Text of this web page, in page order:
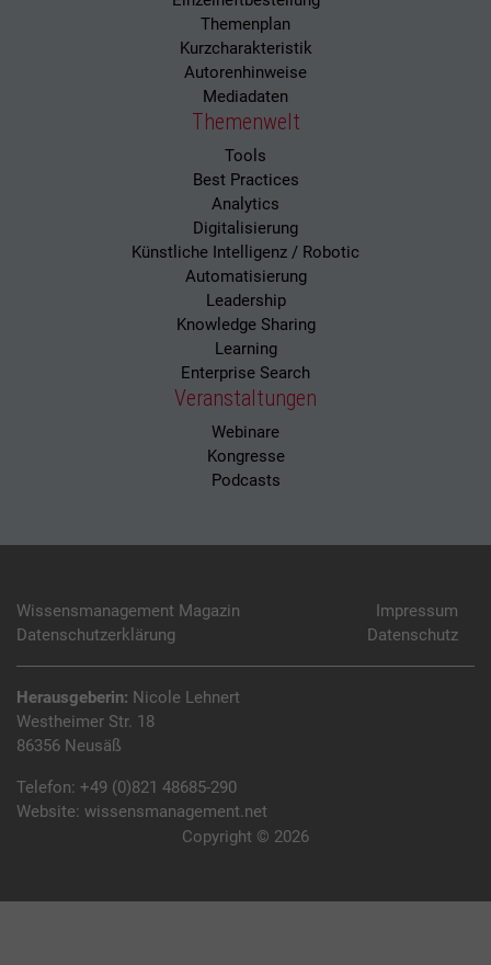
Themenplan
Kurzcharakteristik
Autorenhinweise
Mediadaten
Themenwelt
Tools
Best Practices
Analytics
Digitalisierung
Künstliche Intelligenz / Robotic
Automatisierung
Leadership
Knowledge Sharing
Learning
Enterprise Search
Veranstaltungen
Webinare
Kongresse
Podcasts
Wissensmanagement Magazin
Impressum
Datenschutzerklärung
Datenschutz
Herausgeberin: Nicole Lehnert
Westheimer Str. 18
86356 Neusäß
Telefon: +49 (0)821 48685-290
Website: wissensmanagement.net
Copyright © 2026